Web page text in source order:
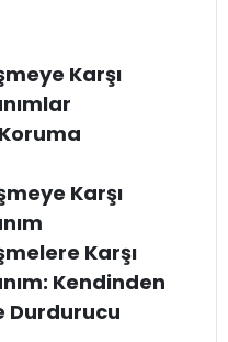
Karşı
Karşı
Karşı
Kendinden
Durdurucu